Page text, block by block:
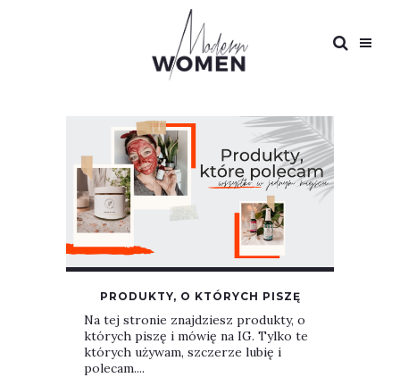
PRODUKTY, O KTÓRYCH PISZĘ
Na tej stronie znajdziesz produkty, o
których piszę i mówię na IG. Tylko te
których używam, szczerze lubię i
polecam....